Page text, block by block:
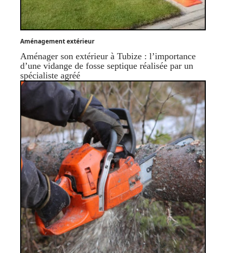
Aménagement extérieur
Aménager son extérieur à Tubize : l’importance
d’une vidange de fosse septique réalisée par un
spécialiste agréé